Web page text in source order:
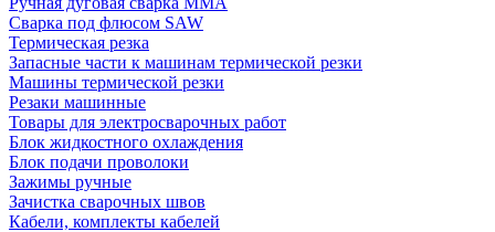
Сварка под флюсом SAW
Термическая резка
Запасные части к машинам термической резки
Машины термической резки
Резаки машинные
Товары для электросварочных работ
Блок жидкостного охлаждения
Блок подачи проволоки
Зажимы ручные
Зачистка сварочных швов
Кабели, комплекты кабелей